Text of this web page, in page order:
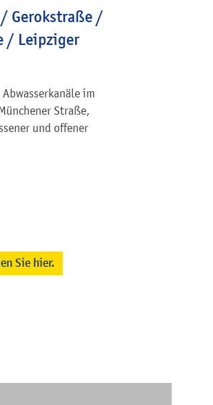
Gerokstraße /
/ Leipziger
im
Straße,
und offener
Sie hier.